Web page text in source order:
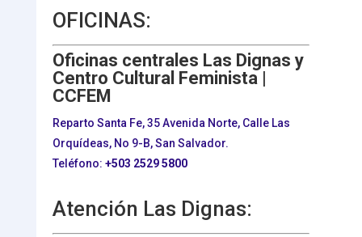
OFICINAS:
Oficinas centrales Las Dignas y
Centro Cultural Feminista |
CCFEM
Reparto Santa Fe, 35 Avenida Norte, Calle Las
Orquídeas, No 9-B, San Salvador.
Teléfono: +503 2529 5800
Atención Las Dignas: